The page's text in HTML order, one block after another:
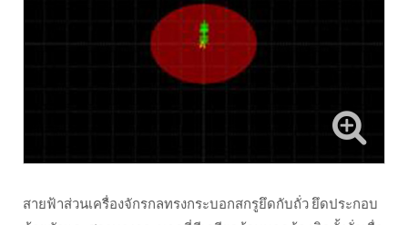
สายฟ้าส่วนเครื่องจักรกลทรงกระบอกสกรูยึดกับถั่ว ยึดประกอบ